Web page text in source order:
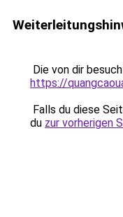
Die von dir
https://
Falls du diese
du zur vorherigen